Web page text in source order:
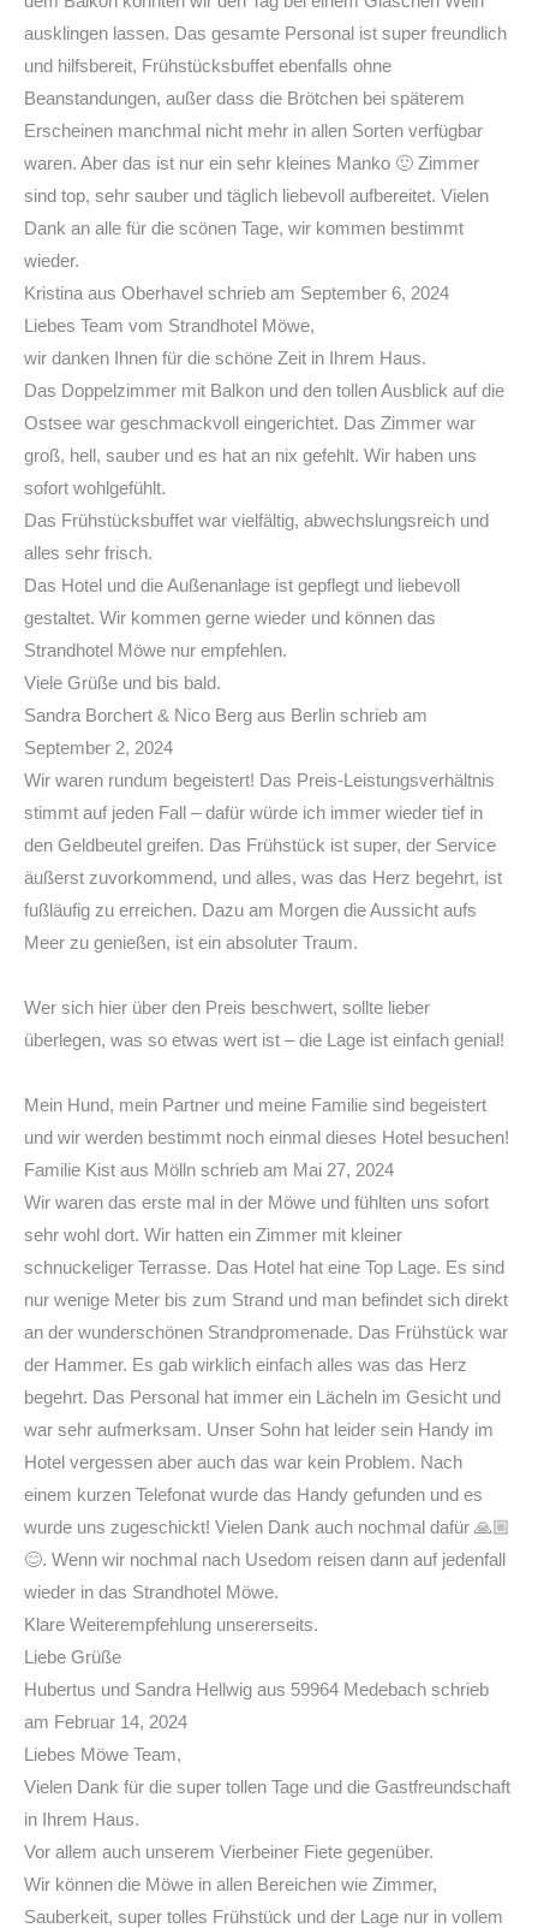
ausklingen lassen. Das gesamte Personal ist super freundlich
und hilfsbereit, Frühstücksbuffet ebenfalls ohne
Beanstandungen, außer dass die Brötchen bei späterem
Erscheinen manchmal nicht mehr in allen Sorten verfügbar
waren. Aber das ist nur ein sehr kleines Manko 🙂 Zimmer
sind top, sehr sauber und täglich liebevoll aufbereitet. Vielen
Dank an alle für die scönen Tage, wir kommen bestimmt
wieder.
Kristina aus Oberhavel schrieb am September 6, 2024
Liebes Team vom Strandhotel Möwe,
wir danken Ihnen für die schöne Zeit in Ihrem Haus.
Das Doppelzimmer mit Balkon und den tollen Ausblick auf die
Ostsee war geschmackvoll eingerichtet. Das Zimmer war
groß, hell, sauber und es hat an nix gefehlt. Wir haben uns
sofort wohlgefühlt.
Das Frühstücksbuffet war vielfältig, abwechslungsreich und
alles sehr frisch.
Das Hotel und die Außenanlage ist gepflegt und liebevoll
gestaltet. Wir kommen gerne wieder und können das
Strandhotel Möwe nur empfehlen.
Viele Grüße und bis bald.
Sandra Borchert & Nico Berg aus Berlin schrieb am
September 2, 2024
Wir waren rundum begeistert! Das Preis-Leistungsverhältnis
stimmt auf jeden Fall – dafür würde ich immer wieder tief in
den Geldbeutel greifen. Das Frühstück ist super, der Service
äußerst zuvorkommend, und alles, was das Herz begehrt, ist
fußläufig zu erreichen. Dazu am Morgen die Aussicht aufs
Meer zu genießen, ist ein absoluter Traum.
Wer sich hier über den Preis beschwert, sollte lieber
überlegen, was so etwas wert ist – die Lage ist einfach genial!
Mein Hund, mein Partner und meine Familie sind begeistert
und wir werden bestimmt noch einmal dieses Hotel besuchen!
Familie Kist aus Mölln schrieb am Mai 27, 2024
Wir waren das erste mal in der Möwe und fühlten uns sofort
sehr wohl dort. Wir hatten ein Zimmer mit kleiner
schnuckeliger Terrasse. Das Hotel hat eine Top Lage. Es sind
nur wenige Meter bis zum Strand und man befindet sich direkt
an der wunderschönen Strandpromenade. Das Frühstück war
der Hammer. Es gab wirklich einfach alles was das Herz
begehrt. Das Personal hat immer ein Lächeln im Gesicht und
war sehr aufmerksam. Unser Sohn hat leider sein Handy im
Hotel vergessen aber auch das war kein Problem. Nach
einem kurzen Telefonat wurde das Handy gefunden und es
wurde uns zugeschickt! Vielen Dank auch nochmal dafür 🙏🏼
😊. Wenn wir nochmal nach Usedom reisen dann auf jedenfall
wieder in das Strandhotel Möwe.
Klare Weiterempfehlung unsererseits.
Liebe Grüße
Hubertus und Sandra Hellwig aus 59964 Medebach schrieb
am Februar 14, 2024
Liebes Möwe Team,
Vielen Dank für die super tollen Tage und die Gastfreundschaft
in Ihrem Haus.
Vor allem auch unserem Vierbeiner Fiete gegenüber.
Wir können die Möwe in allen Bereichen wie Zimmer,
Sauberkeit, super tolles Frühstück und der Lage nur in vollem